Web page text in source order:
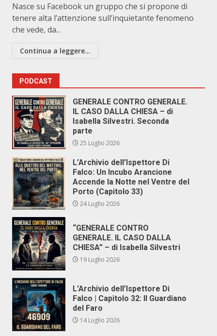
Nasce su Facebook un gruppo che si propone di
tenere alta l’attenzione sull’inquietante fenomeno
che vede, da...
Continua a leggere...
PODCAST
GENERALE CONTRO GENERALE.
IL CASO DALLA CHIESA – di
Isabella Silvestri. Seconda
parte
25 Luglio 2026
L’Archivio dell’Ispettore Di
Falco: Un Incubo Arancione
Accende la Notte nel Ventre del
Porto (Capitolo 33)
24 Luglio 2026
“GENERALE CONTRO
GENERALE. IL CASO DALLA
CHIESA” – di Isabella Silvestri
19 Luglio 2026
L’Archivio dell’Ispettore Di
Falco | Capitolo 32: Il Guardiano
del Faro
14 Luglio 2026